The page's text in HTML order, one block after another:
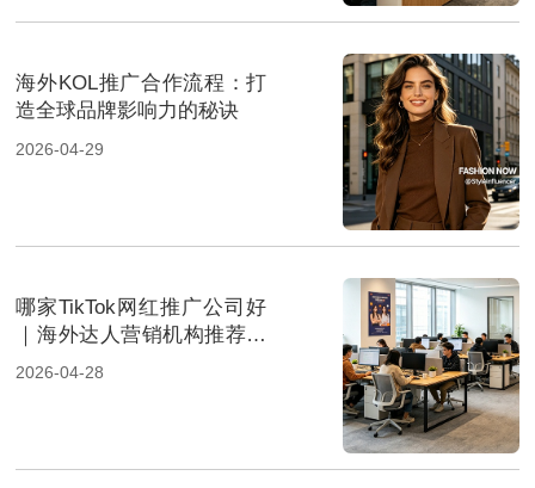
海外KOL推广合作流程：打
造全球品牌影响力的秘诀
2026-04-29
哪家TikTok网红推广公司好
｜海外达人营销机构推荐指
南
2026-04-28